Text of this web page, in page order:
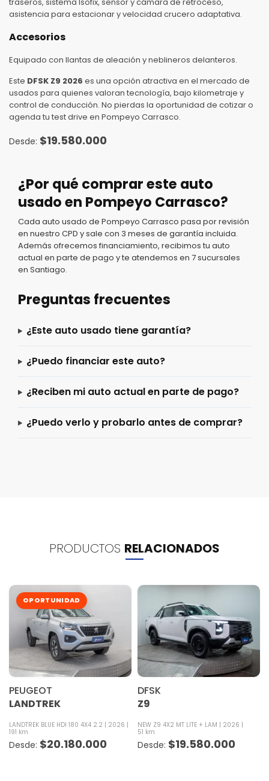
asistencia para estacionar y velocidad crucero adaptativa.
Accesorios
Equipado con llantas de aleación y neblineros delanteros.
Este DFSK Z9 2026 es una opción atractiva en el mercado de
usados para quienes valoran tecnología, bajo kilometraje y
control de conducción. No pierdas la oportunidad de cotizar o
agenda tu test drive en Pompeyo Carrasco.
$19.580.000
¿Por qué comprar este auto
usado en Pompeyo Carrasco?
Cada auto usado de Pompeyo Carrasco pasa por revisión
en nuestro CPD y sale con 3 meses de garantía incluida.
Además ofrecemos financiamiento, recibimos tu auto
actual en parte de pago y te atendemos en 7 sucursales
en Santiago.
Preguntas frecuentes
¿Este auto usado tiene garantía?
¿Puedo financiar este auto?
¿Reciben mi auto actual en parte de pago?
¿Puedo verlo y probarlo antes de comprar?
PRODUCTOS RELACIONADOS
OPORTUNIDAD
PEUGEOT
LANDTREK
LANDTREK BLUE HDI 180 4X4 2.2
2026
191 km
$20.180.000
DFSK
Z9
NEW Z9 4X2 MT LITE + LAM
2026
51 km
$19.580.000